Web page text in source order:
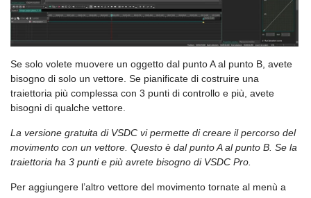
Se solo volete muovere un oggetto dal punto A al punto B, avete
bisogno di solo un vettore. Se pianificate di costruire una
traiettoria più complessa con 3 punti di controllo e più, avete
bisogni di qualche vettore.
La versione gratuita di VSDC vi permette di creare il percorso del
movimento con un vettore. Questo è dal punto A al punto B. Se la
traiettoria ha 3 punti e più avrete bisogno di VSDC Pro.
Per aggiungere l’altro vettore del movimento tornate al menù a